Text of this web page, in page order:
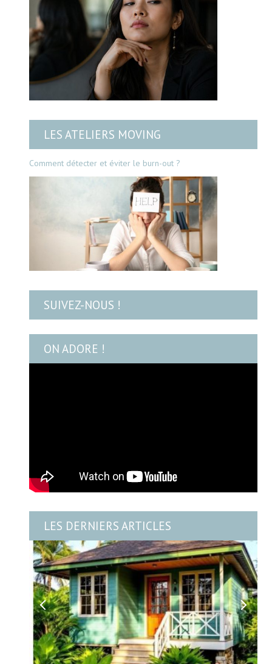
LES ATELIERS MOVING
Comment détecter et éviter le burn-out ?
SUIVEZ-NOUS !
ON ADORE !
LES DERNIERS ARTICLES